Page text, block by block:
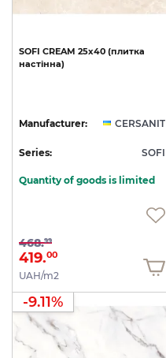
SOFI CREAM 25х40 (плитка
настінна)
Manufacturer: CERSANIT
Series: SOFI
Quantity of goods is limited
468.99
419.00
UAH/m2
-9.11%